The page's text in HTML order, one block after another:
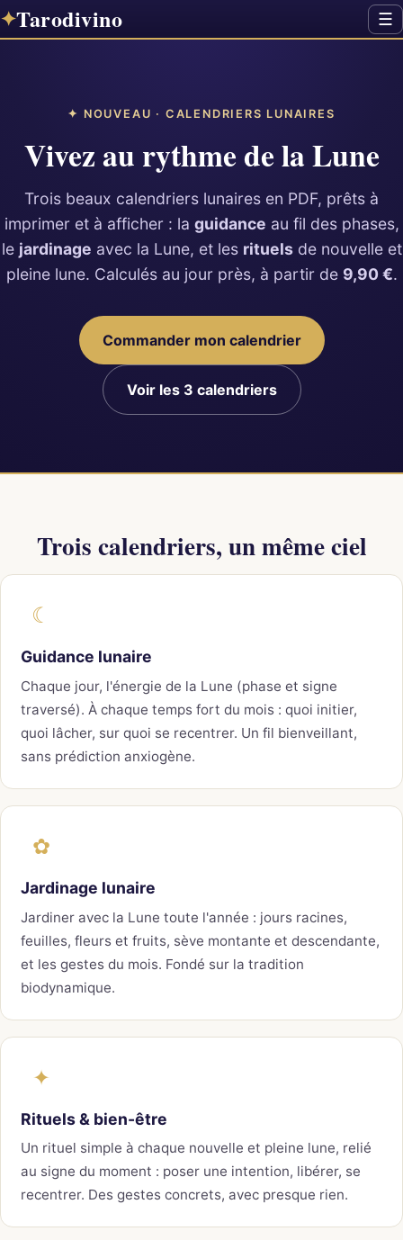
✦Tarodivino ☰
✦ NOUVEAU · CALENDRIERS LUNAIRES
Vivez au rythme de la Lune
Trois beaux calendriers lunaires en PDF, prêts à
imprimer et à afficher : la guidance au fil des phases,
le jardinage avec la Lune, et les rituelsde nouvelle et
pleine lune. Calculés au jour près, à partir de 9,90 €.
Commander mon calendrier
Voir les 3 calendriers
Trois calendriers, un même ciel
☾
Guidance lunaire
Chaque jour, l'énergie de la Lune (phase et signe
traversé). À chaque temps fort du mois : quoi initier,
quoi lâcher, sur quoi se recentrer. Un fil bienveillant,
sans prédiction anxiogène.
✿
Jardinage lunaire
Jardiner avec la Lune toute l'année : jours racines,
feuilles, fleurs et fruits, sève montante et descendante,
et les gestes du mois. Fondé sur la tradition
biodynamique.
✦
Rituels & bien-être
Un rituel simple à chaque nouvelle et pleine lune, relié
au signe du moment : poser une intention, libérer, se
recentrer. Des gestes concrets, avec presque rien.